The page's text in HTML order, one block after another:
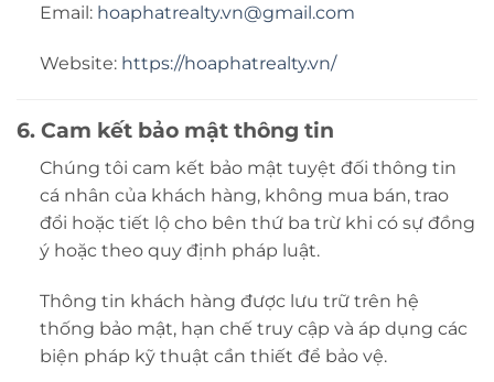
Email: hoaphatrealty.vn@gmail.com
Website: https://hoaphatrealty.vn/
6. Cam kết bảo mật thông tin
Chúng tôi cam kết bảo mật tuyệt đối thông tin
cá nhân của khách hàng, không mua bán, trao
đổi hoặc tiết lộ cho bên thứ ba trừ khi có sự đồng
ý hoặc theo quy định pháp luật.
Thông tin khách hàng được lưu trữ trên hệ
thống bảo mật, hạn chế truy cập và áp dụng các
biện pháp kỹ thuật cần thiết để bảo vệ.